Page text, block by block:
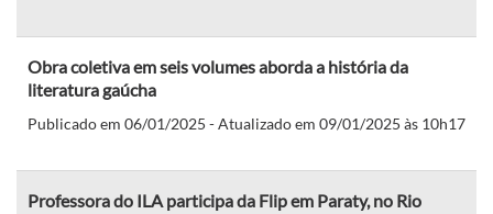
Obra coletiva em seis volumes aborda a história da
literatura gaúcha
Publicado em 06/01/2025 - Atualizado em 09/01/2025 às 10h17
Professora do ILA participa da Flip em Paraty, no Rio